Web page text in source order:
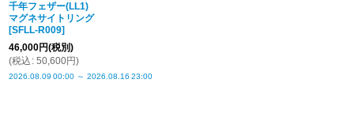
千年フェザー(LL1)
マグネサイトリング
[SFLL-R009]
46,000円(税別)
(税込 : 50,600円)
2026.08.09 00:00 ～ 2026.08.16 23:00